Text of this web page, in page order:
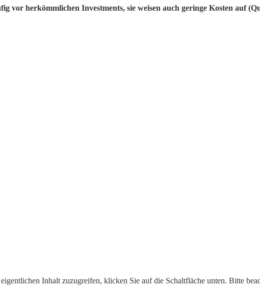
vor herkömmlichen Investments, sie weisen auch geringe Kosten auf
Inhalt zuzugreifen, klicken Sie auf die Schaltfläche unten. Bitte